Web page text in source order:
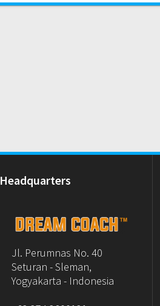
Headquarters
Jl. Perumnas No. 40
Seturan - Sleman,
Yogyakarta - Indonesia